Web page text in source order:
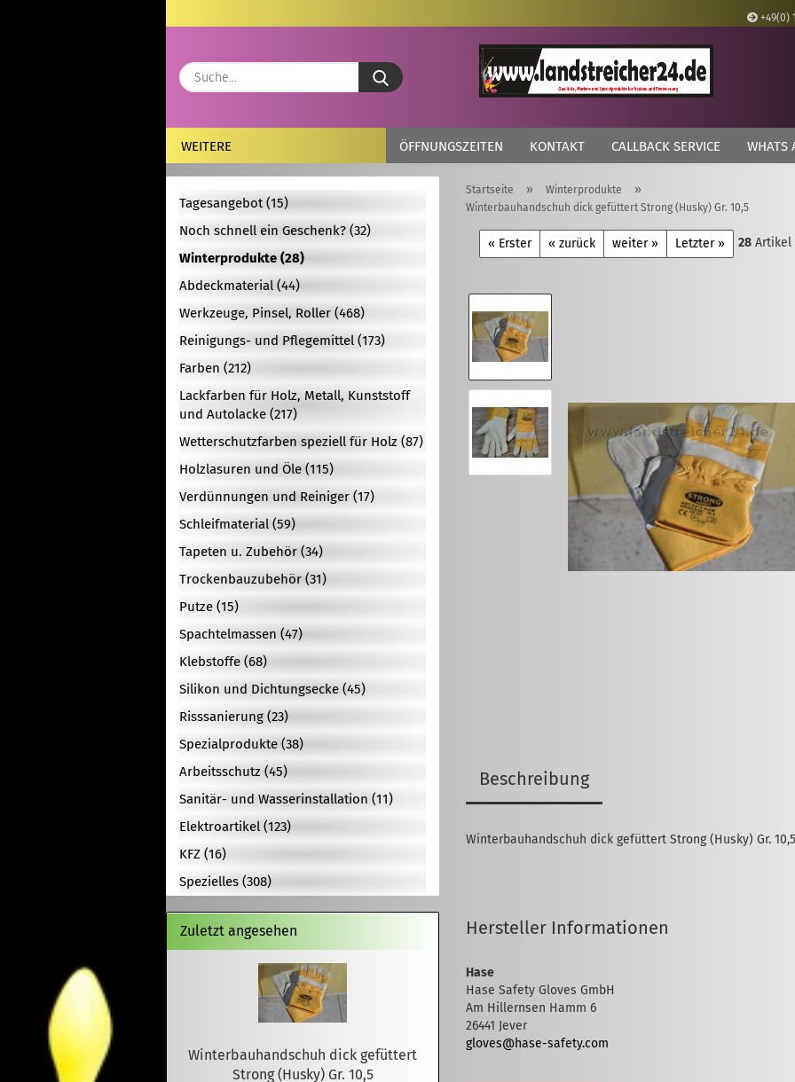
+49(0)
Lieferland
Suche...
ÖFFNUNGSZEITEN KONTAKT CALLBACK SERVICE WHATS
WEITERE
Startseite » Winterprodukte »
Winterbauhandschuh dick gefüttert Strong (Husky) Gr. 10,5
« Erster « zurück weiter » Letzter » 28 Artikel
Beschreibung
Winterbauhandschuh dick gefüttert Strong (Husky) Gr.
Hersteller Informationen
Hase
Hase Safety Gloves GmbH
Am Hillernsen Hamm 6
26441 Jever
gloves@hase-safety.com
Tagesangebot (15)
Noch schnell ein Geschenk? (32)
Winterprodukte (28)
Abdeckmaterial (44)
Werkzeuge, Pinsel, Roller (468)
Reinigungs- und Pflegemittel (173)
Farben (212)
Lackfarben für Holz, Metall, Kunststoff
und Autolacke (217)
Wetterschutzfarben speziell für Holz (87)
Holzlasuren und Öle (115)
Verdünnungen und Reiniger (17)
Schleifmaterial (59)
Tapeten u. Zubehör (34)
Trockenbauzubehör (31)
Putze (15)
Spachtelmassen (47)
Klebstoffe (68)
Silikon und Dichtungsecke (45)
Risssanierung (23)
Spezialprodukte (38)
Arbeitsschutz (45)
Sanitär- und Wasserinstallation (11)
Elektroartikel (123)
KFZ (16)
Spezielles (308)
Zuletzt angesehen
Winterbauhandschuh dick gefüttert
Strong (Husky) Gr. 10,5